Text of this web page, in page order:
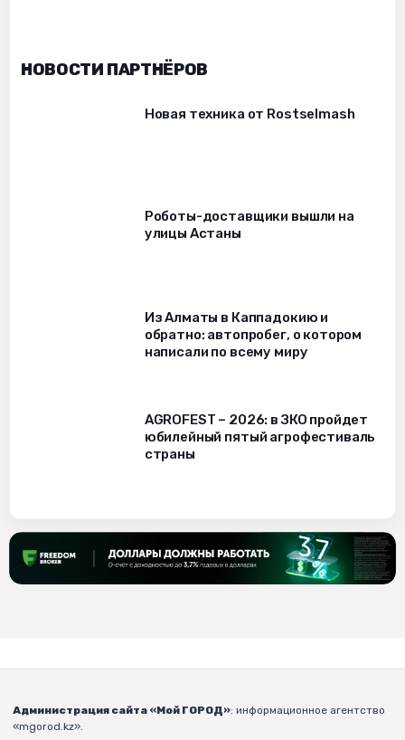
НОВОСТИ ПАРТНЁРОВ
Новая техника от Rostselmash
Роботы-доставщики вышли на
улицы Астаны
Из Алматы в Каппадокию и
обратно: автопробег, о котором
написали по всему миру
AGROFEST – 2026: в ЗКО пройдет
юбилейный пятый агрофестиваль
страны
Администрация сайта «Мой ГОРОД»: информационное агентство
«mgorod.kz».